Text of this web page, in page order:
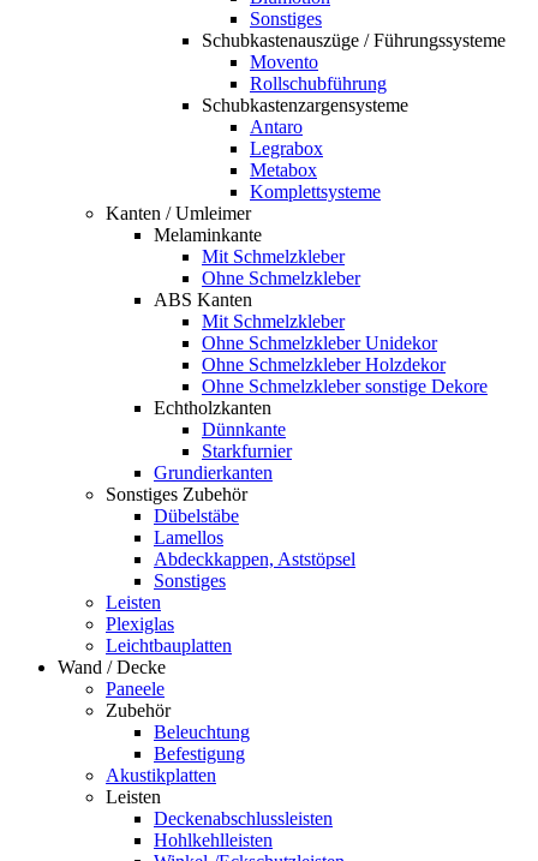
Sonstiges
Schubkastenauszüge / Führungssysteme
Movento
Rollschubführung
Schubkastenzargensysteme
Antaro
Legrabox
Metabox
Komplettsysteme
Kanten / Umleimer
Melaminkante
Mit Schmelzkleber
Ohne Schmelzkleber
ABS Kanten
Mit Schmelzkleber
Ohne Schmelzkleber Unidekor
Ohne Schmelzkleber Holzdekor
Ohne Schmelzkleber sonstige Dekore
Echtholzkanten
Dünnkante
Starkfurnier
Grundierkanten
Sonstiges Zubehör
Dübelstäbe
Lamellos
Abdeckkappen, Aststöpsel
Sonstiges
Leisten
Plexiglas
Leichtbauplatten
Wand / Decke
Paneele
Zubehör
Beleuchtung
Befestigung
Akustikplatten
Leisten
Deckenabschlussleisten
Hohlkehlleisten